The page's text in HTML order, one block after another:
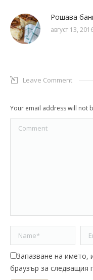
Рошава
август 13,
Leave Comment
Your email address will not
Comment
Name *
Запазване на името,
браузър за следващия